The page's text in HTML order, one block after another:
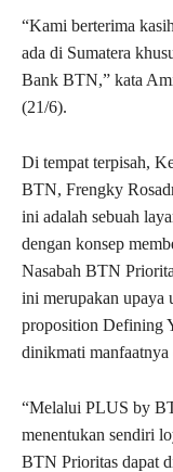
“Kami berterima
ada di Sumatera
Bank BTN,” kata
(21/6).
Di tempat terpisah,
BTN, Frengky
ini adalah sebuah
dengan konsep
Nasabah BTN
ini merupakan upaya
proposition Defining
dinikmati manfaatnya
“Melalui PLUS by
menentukan sendiri
BTN Prioritas dapat